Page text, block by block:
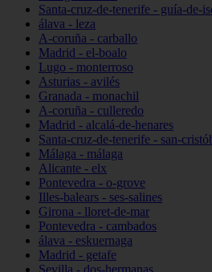
Santa-cruz-de-tenerife - guía-de-
álava - leza
A-coruña - carballo
Madrid - el-boalo
Lugo - monterroso
Asturias - avilés
Granada - monachil
A-coruña - culleredo
Madrid - alcalá-de-henares
Santa-cruz-de-tenerife - san-
Málaga - málaga
Alicante - elx
Pontevedra - o-grove
Illes-balears - ses-salines
Girona - lloret-de-mar
Pontevedra - cambados
álava - eskuernaga
Madrid - getafe
Sevilla - dos-hermanas